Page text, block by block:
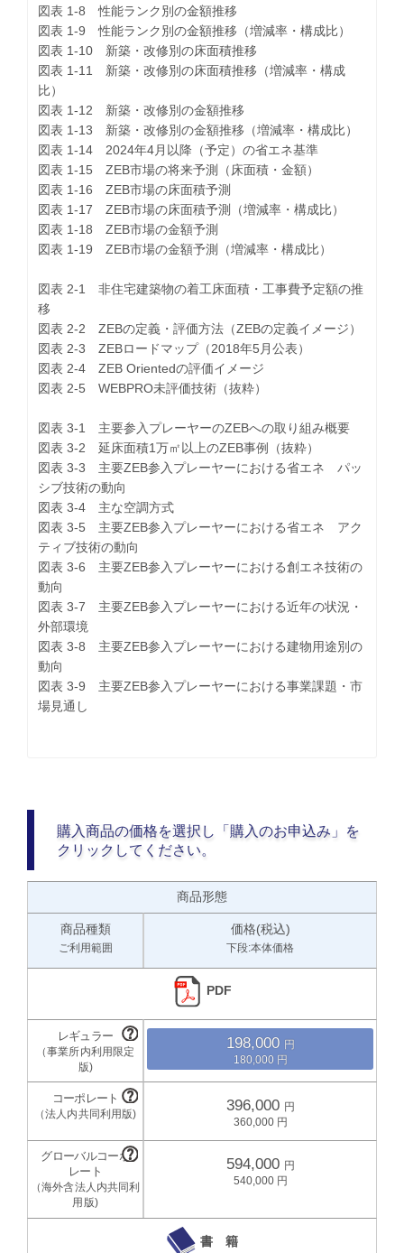
図表 1-8 性能ランク別の金額推移
図表 1-9 性能ランク別の金額推移（増減率・構成比）
図表 1-10 新築・改修別の床面積推移
図表 1-11 新築・改修別の床面積推移（増減率・構成
比）
図表 1-12 新築・改修別の金額推移
図表 1-13 新築・改修別の金額推移（増減率・構成比）
図表 1-14 2024年4月以降（予定）の省エネ基準
図表 1-15 ZEB市場の将来予測（床面積・金額）
図表 1-16 ZEB市場の床面積予測
図表 1-17 ZEB市場の床面積予測（増減率・構成比）
図表 1-18 ZEB市場の金額予測
図表 1-19 ZEB市場の金額予測（増減率・構成比）
図表 2-1 非住宅建築物の着工床面積・工事費予定額の推
移
図表 2-2 ZEBの定義・評価方法（ZEBの定義イメージ）
図表 2-3 ZEBロードマップ（2018年5月公表）
図表 2-4 ZEB Orientedの評価イメージ
図表 2-5 WEBPRO未評価技術（抜粋）
図表 3-1 主要参入プレーヤーのZEBへの取り組み概要
図表 3-2 延床面積1万㎡以上のZEB事例（抜粋）
図表 3-3 主要ZEB参入プレーヤーにおける省エネ パッ
シブ技術の動向
図表 3-4 主な空調方式
図表 3-5 主要ZEB参入プレーヤーにおける省エネ アク
ティブ技術の動向
図表 3-6 主要ZEB参入プレーヤーにおける創エネ技術の
動向
図表 3-7 主要ZEB参入プレーヤーにおける近年の状況・
外部環境
図表 3-8 主要ZEB参入プレーヤーにおける建物用途別の
動向
図表 3-9 主要ZEB参入プレーヤーにおける事業課題・市
場見通し
購入商品の価格を選択し「購入のお申込み」を
クリックしてください。
商品形態
商品種類
ご利用範囲
価格(税込)
下段:本体価格
PDF
198,000
180,000
396,000
360,000
594,000
540,000
書 籍